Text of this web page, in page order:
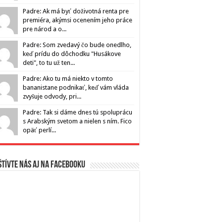
Padre: Ak má byť doživotná renta pre
premiéra, akýmsi ocenením jeho práce
pre národ a o...
Padre: Som zvedavý čo bude onedlho,
keď prídu do dôchodku "Husákove
deti", to tu už ten...
Padre: Ako tu má niekto v tomto
bananistane podnikať, keď vám vláda
zvyšuje odvody, pri...
Padre: Tak si dáme dnes tú spoluprácu
s Arabským svetom a nielen s ním. Fico
opäť perlí...
nás aj na Facebooku